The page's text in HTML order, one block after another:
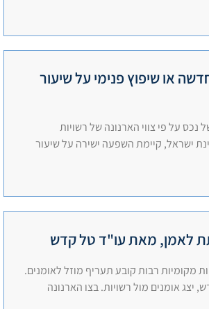
או שיפוץ פנימי על שיעור
נכס על פי צווי הארנונה של רשויות
ישראל, קיימת השפעה ישירה על שיעור
לאמן, מאת עו"ד טל קדש
מקומיות רבות קובע תעריף מוזל לאומנים.
אומנים מול רשויות. בצו הארנונה